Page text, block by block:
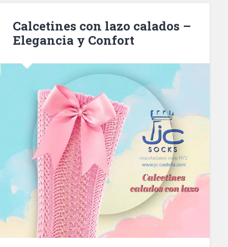
Calcetines con lazo calados –
Elegancia y Confort